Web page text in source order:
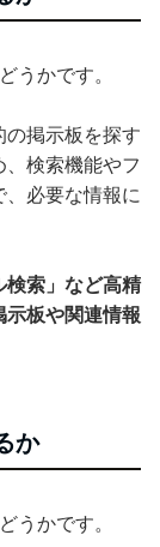
うかです。
の掲示板を探す
検索機能やフ
、必要な情報に
検索」など高精
示板や関連情報
か
うかです。